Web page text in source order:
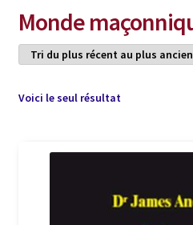
Conditions de Vente
Connection
Listes d’Envies
Livres de Philippe Randa
Monde
Voici le seul résultat